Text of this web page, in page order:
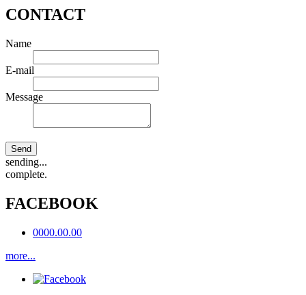
CONTACT
Name
E-mail
Message
Send
sending...
complete.
FACEBOOK
0000.00.00
more...